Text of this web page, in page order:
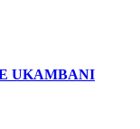
UKAMBANI